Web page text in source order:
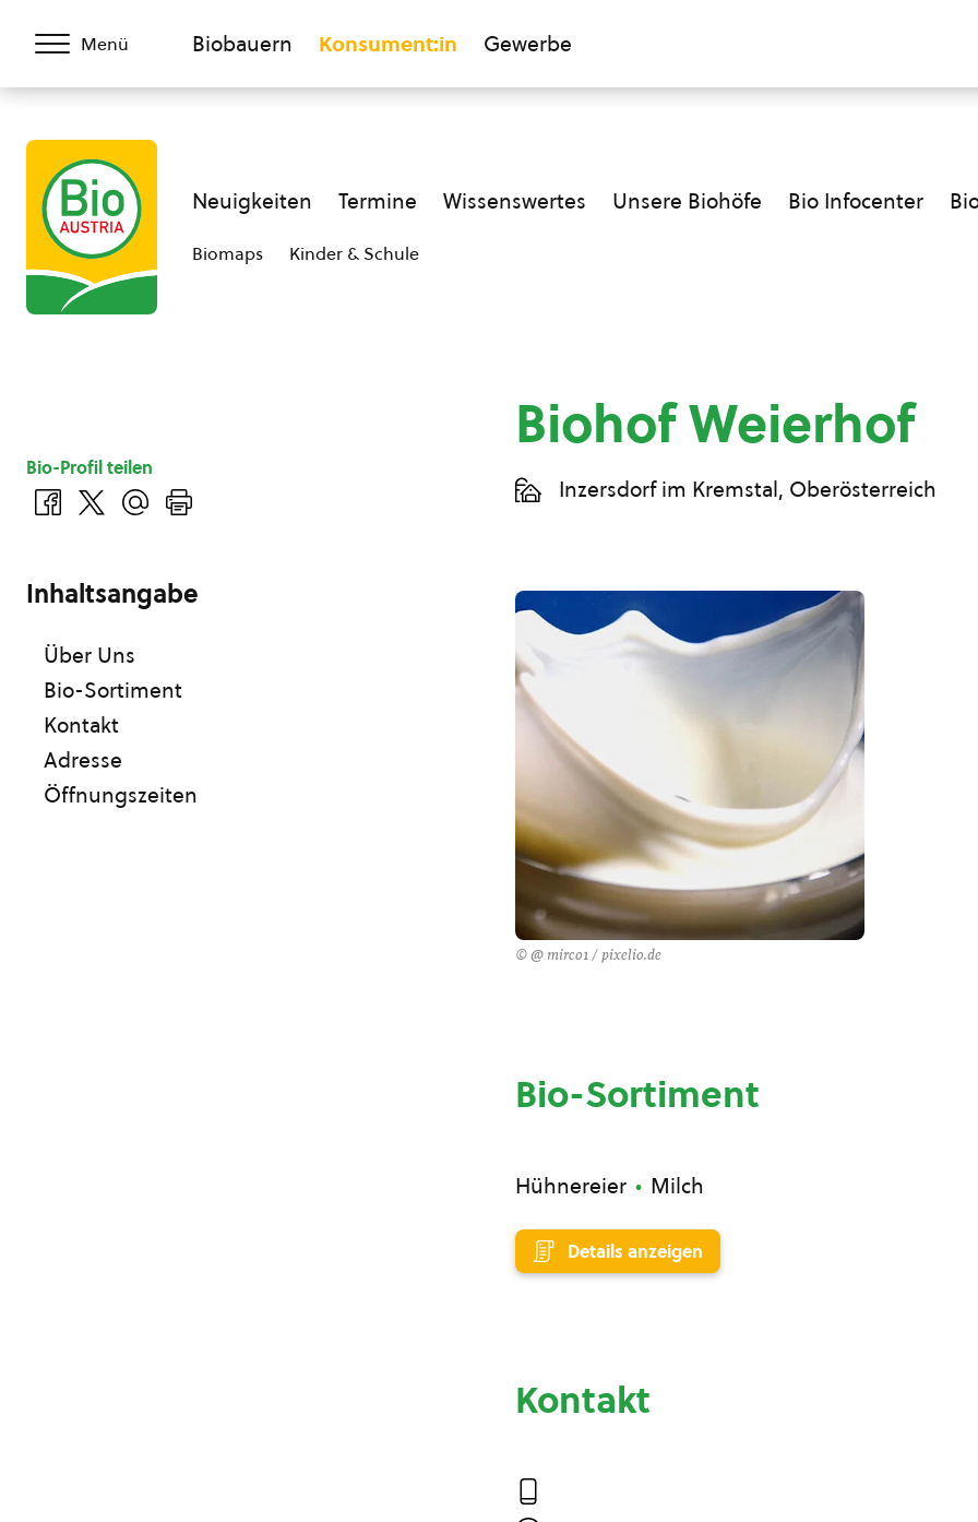
Menü Biobauern Konsument:in Gewerbe
Neuigkeiten Termine Wissenswertes Unsere Biohöfe Bio Infocenter
Biomaps Kinder & Schule
Biohof Weierhof
Inzersdorf im Kremstal, Oberösterreich
© @ mirco1 / pixelio.de
Bio-Sortiment
Hühnereier Milch
Details anzeigen
Kontakt
Bio-Profil teilen
Inhaltsangabe
Über Uns
Bio-Sortiment
Kontakt
Adresse
Öffnungszeiten